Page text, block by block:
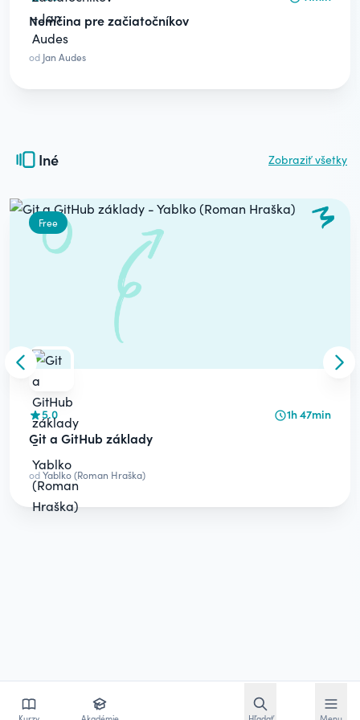
Nemčina pre začiatočníkov
od Jan Audes
Iné Zobraziť všetky
Carousel
Skip to previous slide
Free
5.0 1h 47min
Git a GitHub základy
odYablko (Roman Hraška)